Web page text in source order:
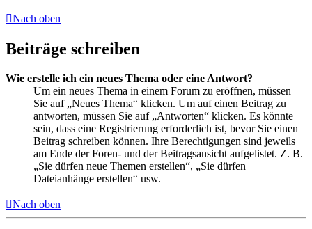
Nach oben
Beiträge schreiben
Wie erstelle ich ein neues Thema oder eine Antwort?
Um ein neues Thema in einem Forum zu eröffnen, müssen
Sie auf „Neues Thema“ klicken. Um auf einen Beitrag zu
antworten, müssen Sie auf „Antworten“ klicken. Es könnte
sein, dass eine Registrierung erforderlich ist, bevor Sie einen
Beitrag schreiben können. Ihre Berechtigungen sind jeweils
am Ende der Foren- und der Beitragsansicht aufgelistet. Z. B.
„Sie dürfen neue Themen erstellen“, „Sie dürfen
Dateianhänge erstellen“ usw.
Nach oben